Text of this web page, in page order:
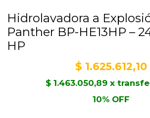
Hidrolavadora a
Panther BP-HE13HP –
HP
$ 1.625.612,10
$1.463.050,89x
10% OFF